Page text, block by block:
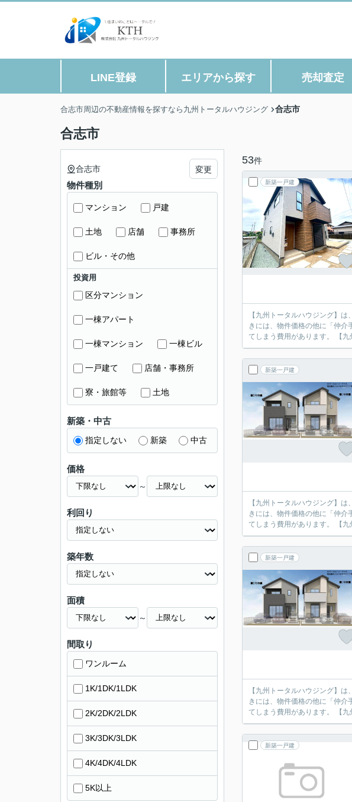
LINE登録 エリアから探す 売却査定
合志市周辺の不動産情報を探すなら九州トータルハウジング 合志市
合志市
53件
新築一戸建
【九州トータルハウジング】は、ブ
きには、物件価格の他に「仲
てし
新築一戸建
【九州トータルハウジング】は、ブ
きには、物件価格の他に「仲
てし
新築一戸建
【九州トータルハウジング】は、ブ
きには、物件価格の他に「仲
てし
新築一戸建
合志市 変更
物件種別
マンション 戸建
土地 店舗 事務所
ビル・その他
投資用
区分マンション
一棟アパート
一棟マンション 一棟ビル
一戸建て 店舗・事務所
寮・旅館等 土地
新築・中古
指定しない 新築 中古
価格
～
利回り
築年数
面積
～
間取り
ワンルーム
1K/1DK/1LDK
2K/2DK/2LDK
3K/3DK/3LDK
4K/4DK/4LDK
5K以上